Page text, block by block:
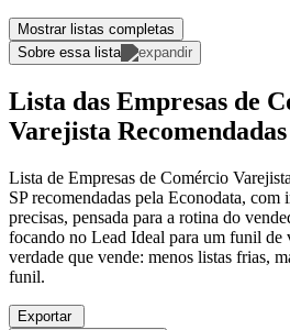
Mostrar listas completas
Sobre essa lista
Lista das Empresas de
Varejista
Lista de Empresas de Comércio
SP recomendadas pela Econodata,
precisas, pensada para a rotina do
focando no Lead Ideal para um funil de
verdade que vende: menos listas frias,
funil.
Exportar